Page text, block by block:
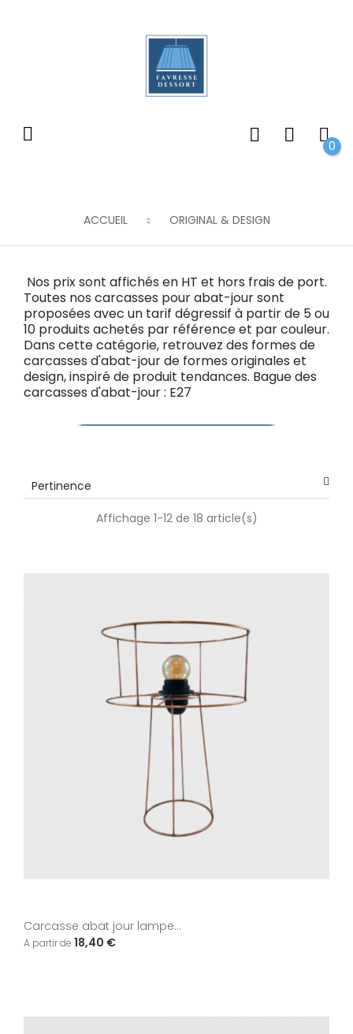
0
ACCUEIL ORIGINAL & DESIGN
Nos prix sont affichés en HT et hors frais de port.
Toutes nos carcasses pour abat-jour sont
proposées avec un tarif dégressif à partir de 5 ou
10 produits achetés par référenceet par couleur.
Dans cette catégorie, retrouvez des formes de
carcasses d'abat-jour de formes originales et
design, inspiré de produit tendances. Bague des
carcasses d'abat-jour : E27
Pertinence
Affichage 1-12 de 18 article(s)
Carcasse abat jour lampe...
18,40 €